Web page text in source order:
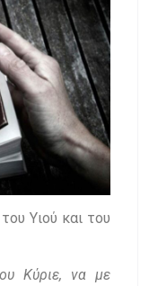
Υιού και του
Κύριε, να με